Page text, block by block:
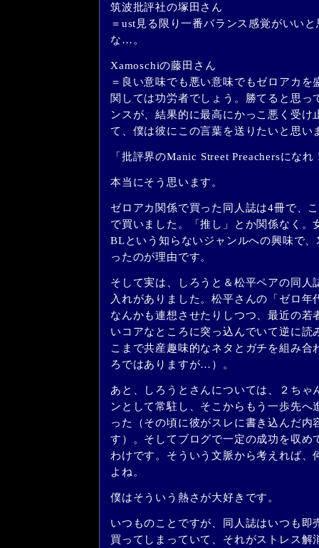
筑波批評社の塚田さん
＝ust見る限り一番バランス感覚がいい
な…。
Xamoschiの藤田さん
＝良い意味でも悪い意味でもゼロアカを
関しては功労者でしょう。勝てると思っ
ンスが、結果的に最高にかっこ悪く受け
て、僕は彼にこの言葉を送りたいと思い
「批評界のManic Street Preachersになれ
本当にそう思います。
ゼロアカ関係で買った同人誌は4冊で、
で買いました。「推し」とか関係なく。
BLという知らないジャンルへの興味で
ったのが理由です。
そして実は、しろうと＆松平ペアの同人
入れがありました。松平さんの「ゼロ年
なんかも連想させたりしつつ、最近の若
いコアなところに突っ込んでいて逆に読
こまで共産趣味的なネタとガチを組み合
ろではありますが…）。
あと、しろうとさんについては、２ちゃ
ンとして常駐し、そこからもう一歩先へ
った（その頃に彼がスレに書き込んだ内
す）。そしてブログで一定の成功を収め
わけです。そういう文脈から考えれば、
よね。
僕はそういう熱さが大好きです。
いつものことですが、同人誌はいつも即
買ってしまっていて、それがストレス解